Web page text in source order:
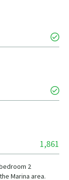
1,861
2
Marina area.